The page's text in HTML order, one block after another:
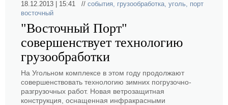
18.12.2013 | 15:41 // события, грузообработка, уголь, порт
восточный
"Восточный Порт"
совершенствует технологию
грузообработки
На Угольном комплексе в этом году продолжают
совершенствовать технологию зимних погрузочно-
разгрузочных работ. Новая ветрозащитная
конструкция, оснащенная инфракрасными